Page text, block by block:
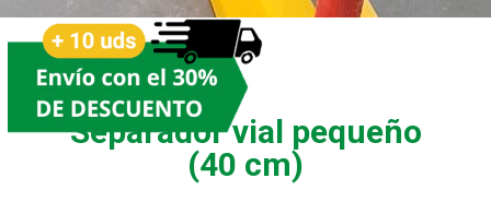
Separador vial pequeño
(40 cm)